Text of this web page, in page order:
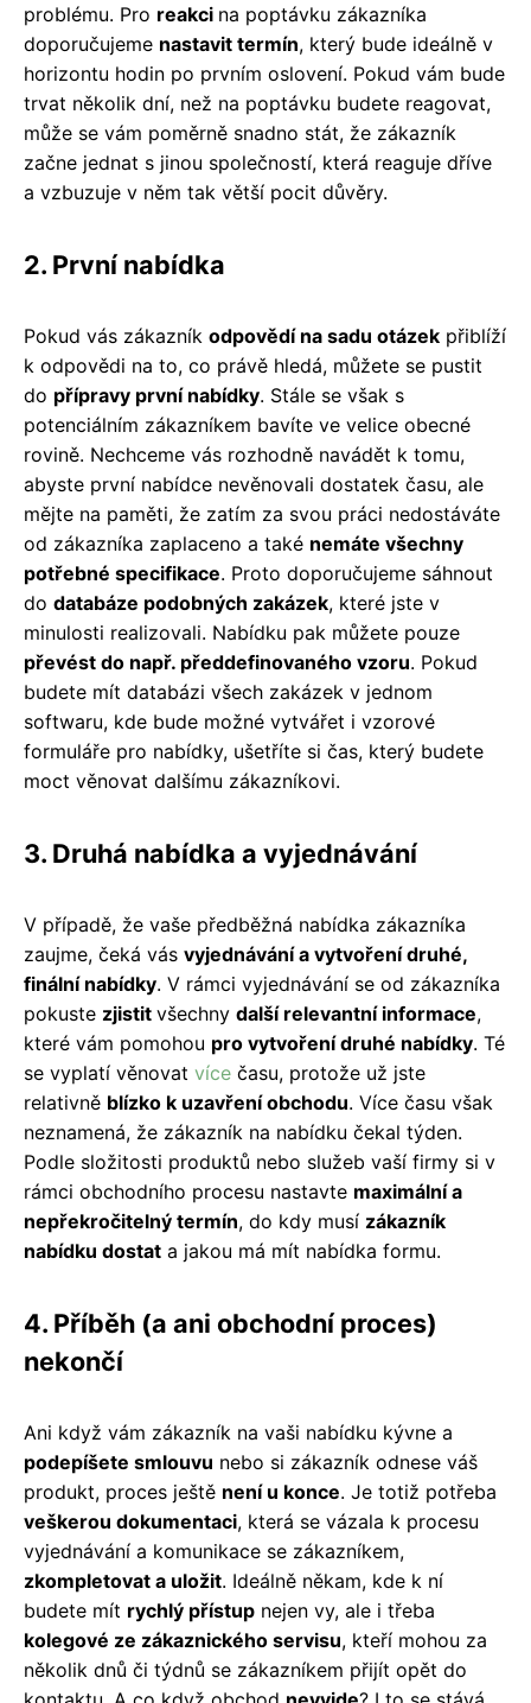
problému. Pro reakci na poptávku zákazníka
doporučujeme nastavit termín, který bude ideálně v
horizontu hodin po prvním oslovení. Pokud vám bude
trvat několik dní, než na poptávku budete reagovat,
může se vám poměrně snadno stát, že zákazník
začne jednat s jinou společností, která reaguje dříve
a vzbuzuje v něm tak větší pocit důvěry.
2. První nabídka
Pokud vás zákazník odpovědí na sadu otázek přiblíží
k odpovědi na to, co právě hledá, můžete se pustit
do přípravy první nabídky. Stále se však s
potenciálním zákazníkem bavíte ve velice obecné
rovině. Nechceme vás rozhodně navádět k tomu,
abyste první nabídce nevěnovali dostatek času, ale
mějte na paměti, že zatím za svou práci nedostáváte
od zákazníka zaplaceno a také nemáte všechny
potřebné specifikace. Proto doporučujeme sáhnout
do databáze podobných zakázek, které jste v
minulosti realizovali. Nabídku pak můžete pouze
převést do např. předdefinovaného vzoru. Pokud
budete mít databázi všech zakázek v jednom
softwaru, kde bude možné vytvářet i vzorové
formuláře pro nabídky, ušetříte si čas, který budete
moct věnovat dalšímu zákazníkovi.
3. Druhá nabídka a vyjednávání
V případě, že vaše předběžná nabídka zákazníka
zaujme, čeká vás vyjednávání a vytvoření druhé,
finální nabídky. V rámci vyjednávání se od zákazníka
pokuste zjistit všechny další relevantní informace,
které vám pomohou pro vytvoření druhé nabídky. Té
se vyplatí věnovat více času, protože už jste
relativně blízko k uzavření obchodu. Více času však
neznamená, že zákazník na nabídku čekal týden.
Podle složitosti produktů nebo služeb vaší firmy si v
rámci obchodního procesu nastavte maximální a
nepřekročitelný termín, do kdy musí zákazník
nabídku dostat a jakou má mít nabídka formu.
4. Příběh (a ani obchodní proces)
nekončí
Ani když vám zákazník na vaši nabídku kývne a
podepíšete smlouvu nebo si zákazník odnese váš
produkt, proces ještě není u konce. Je totiž potřeba
veškerou dokumentaci, která se vázala k procesu
vyjednávání a komunikace se zákazníkem,
zkompletovat a uložit. Ideálně někam, kde k ní
budete mít rychlý přístup nejen vy, ale i třeba
kolegové ze zákaznického servisu, kteří mohou za
několik dnů či týdnů se zákazníkem přijít opět do